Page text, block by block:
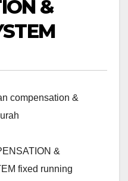
&
compensation &
&
fixed running